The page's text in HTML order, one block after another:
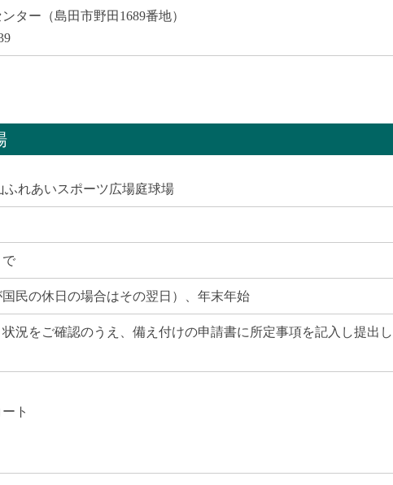
ター（島田市野田1689番地）
ふれあいスポーツ広場庭球場
で
民の休日の場合はその翌日）、年末年始
況をご確認のうえ、備え付けの申請書に所定事項を記入し提出し
ト